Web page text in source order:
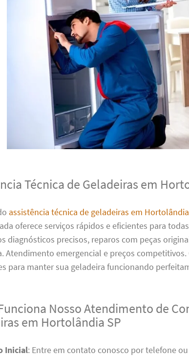
Técnica de Geladeiras em
assistência técnica de geladeiras em
oferece serviços rápidos e eficientes para
diagnósticos precisos, reparos com peças
Atendimento emergencial e preços
para manter sua geladeira funcionando
Nosso Atendimento de
em Hortolândia SP
Inicial: Entre em contato conosco por telefone